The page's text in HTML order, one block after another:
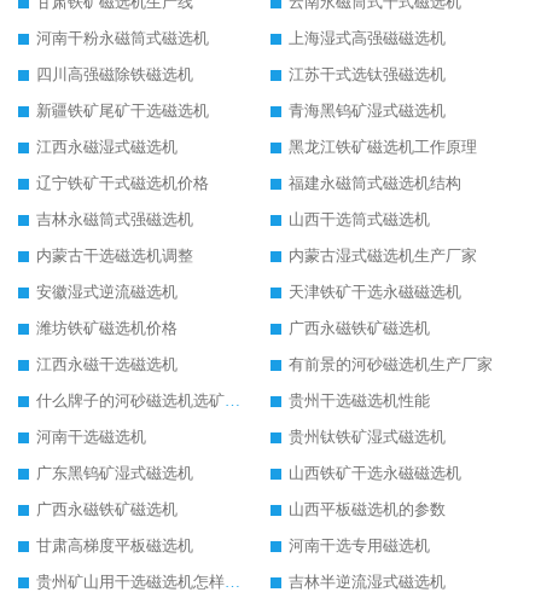
河南干粉永磁筒式磁选机
上海湿式高强磁磁选机
四川高强磁除铁磁选机
江苏干式选钛强磁选机
新疆铁矿尾矿干选磁选机
青海黑钨矿湿式磁选机
江西永磁湿式磁选机
黑龙江铁矿磁选机工作原理
辽宁铁矿干式磁选机价格
福建永磁筒式磁选机结构
吉林永磁筒式强磁选机
山西干选筒式磁选机
内蒙古干选磁选机调整
内蒙古湿式磁选机生产厂家
安徽湿式逆流磁选机
天津铁矿干选永磁磁选机
潍坊铁矿磁选机价格
广西永磁铁矿磁选机
江西永磁干选磁选机
有前景的河砂磁选机生产厂家
什么牌子的河砂磁选机选矿效果好
贵州干选磁选机性能
河南干选磁选机
贵州钛铁矿湿式磁选机
广东黑钨矿湿式磁选机
山西铁矿干选永磁磁选机
广西永磁铁矿磁选机
山西平板磁选机的参数
甘肃高梯度平板磁选机
河南干选专用磁选机
贵州矿山用干选磁选机怎样调磁
吉林半逆流湿式磁选机